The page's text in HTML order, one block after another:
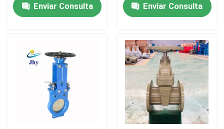
Hogar
productos
Enviar Consulta
Enviar Consulta